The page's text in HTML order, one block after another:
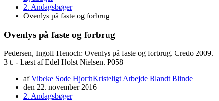
2. Andagsbøger
Ovenlys på faste og forbrug
Ovenlys på faste og forbrug
Pedersen, Ingolf Henoch: Ovenlys på faste og forbrug. Credo 2009.
3 t. - Læst af Edel Holst Nielsen. P058
af Vibeke Sode HjorthKristeligt Arbejde Blandt Blinde
den 22. november 2016
2. Andagsbøger